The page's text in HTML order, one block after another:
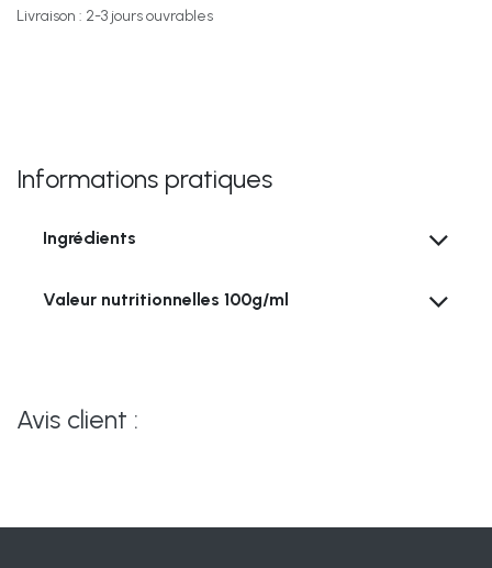
Livraison : 2-3 jours ouvrables
Informations pratiques
Ingrédients
Valeur nutritionnelles 100g/ml
Avis client :